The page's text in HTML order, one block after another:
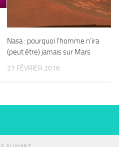
Nasa : pourquoi l’homme n’ira
(peut être) jamais sur Mars
27 FÉVRIER 2016